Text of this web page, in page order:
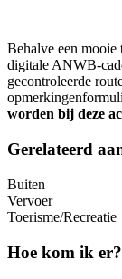
Behalve een
digitale ANWB-
gecontroleerde
worden bij deze
Gerelateerd
Buiten
Vervoer
Toerisme/Recreatie
Hoe kom ik er?